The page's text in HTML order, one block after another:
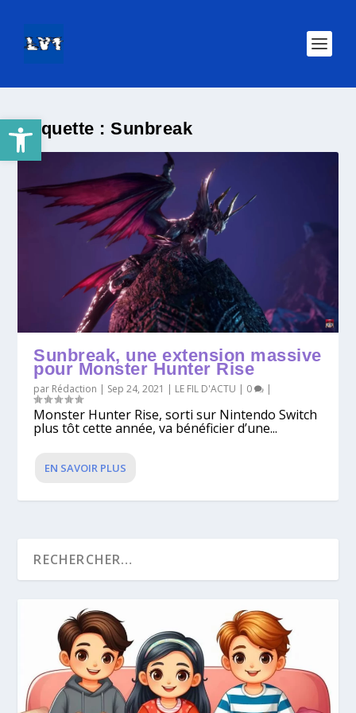
Ouvrir la barre d’outilsÉtiquette :Sunbreak
Sunbreak, une extension massive
pour Monster Hunter Rise
par Rédaction | Sep 24, 2021 | LE FIL D'ACTU | 0 |
Monster Hunter Rise, sorti sur Nintendo Switch
plus tôt cette année, va bénéficier d’une...
EN SAVOIR PLUS